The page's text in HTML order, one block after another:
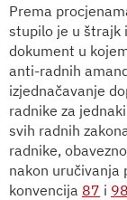
Prema
stupilo je u štrajk
dokument u
anti-radnih
izjednačavanje
radnike za
svih radnih
radnike,
nakon uručivanja
konvencija 87 i 98